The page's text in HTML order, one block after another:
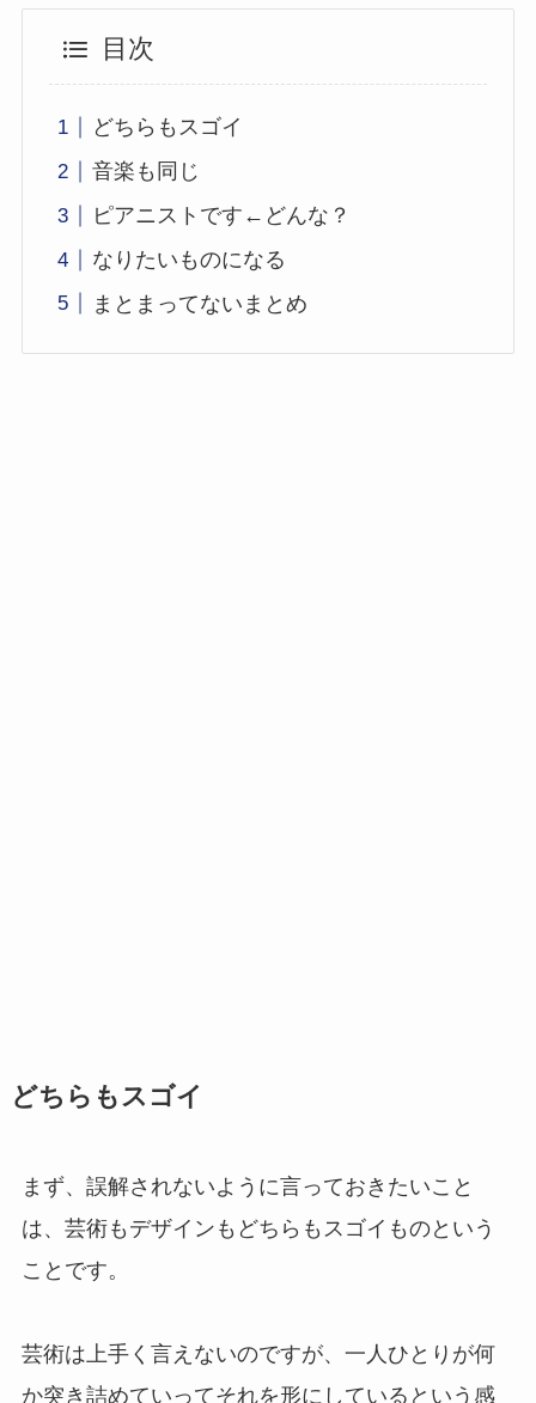
目次
どちらもスゴイ
音楽も同じ
ピアニストです←どんな？
なりたいものになる
まとまってないまとめ
どちらもスゴイ
まず、誤解されないように言っておきたいこと
は、芸術もデザインもどちらもスゴイものという
ことです。
芸術は上手く言えないのですが、一人ひとりが何
か突き詰めていってそれを形にしているという感